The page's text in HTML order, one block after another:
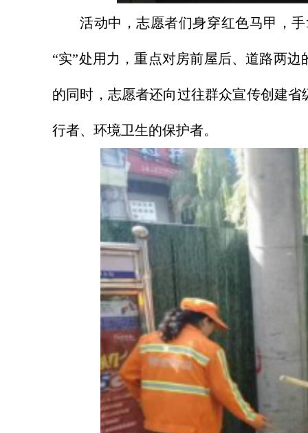
活动中，志愿者们身穿红色马甲，
“实”处用力，重点对房前屋后、道路两
的同时，志愿者还向过往群众宣传创建
行者、环境卫生的保护者。